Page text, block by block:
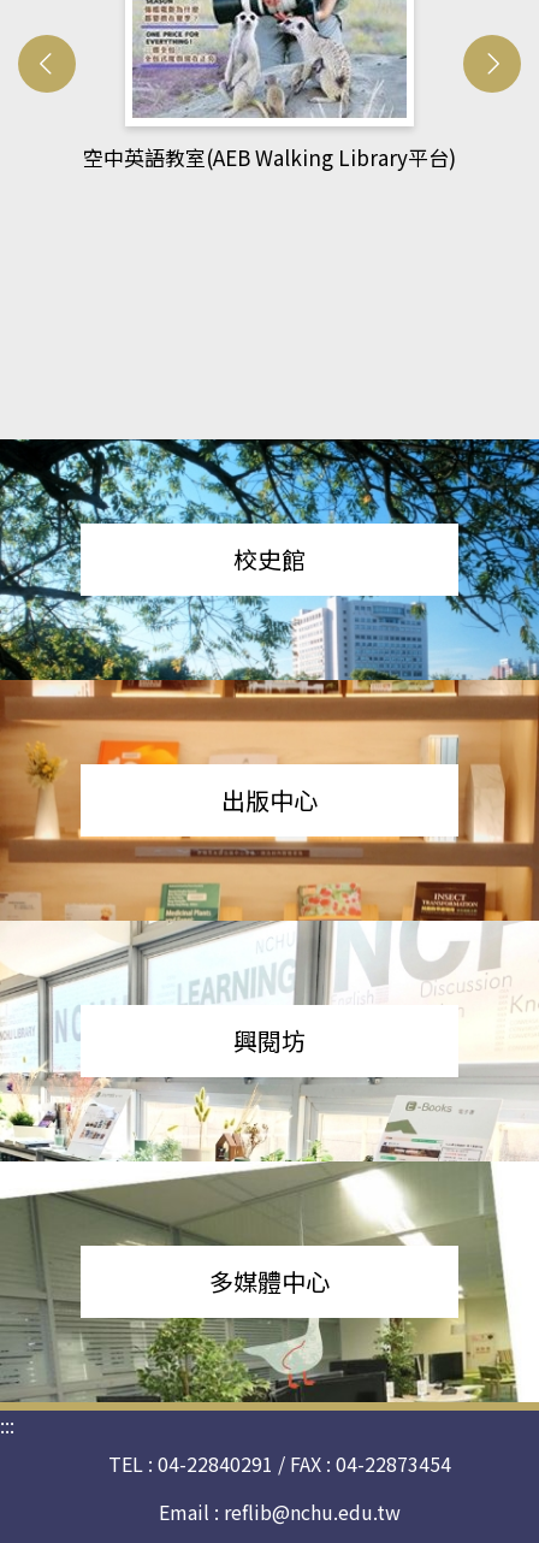
網管人(kono平台)
校史館
出版中心
興閱坊
多媒體中心
:::
TEL : 04-22840291 / FAX : 04-22873454
Email : reflib@nchu.edu.tw